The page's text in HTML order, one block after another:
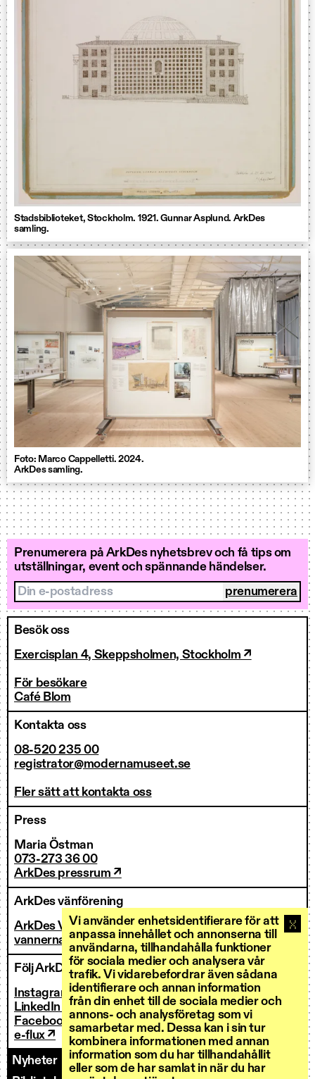
Vi använder enhetsidentifierare för att
anpassa innehållet och annonserna till
användarna, tillhandahålla funktioner
för sociala medier och analysera vår
trafik. Vi vidarebefordrar även sådana
identifierare och annan information
från din enhet till de sociala medier och
annons- och analysföretag som vi
samarbetar med. Dessa kan i sin tur
kombinera informationen med annan
information som du har tillhandahållit
eller som de har samlat in när du har
Stadsbiblioteket, Stockholm. 1921. Gunnar Asplund. ArkDes
samling.
Foto: Marco Cappelletti. 2024.
ArkDes samling.
Prenumerera på ArkDes nyhetsbrev och få tips om
utställningar, event och spännande händelser.
Din e-postadress
Besök oss
Exercisplan 4, Skeppsholmen, Stockholm ↗
För besökare
Café Blom
Kontakta oss
08-520 235 00
registrator@modernamuseet.se
Fler sätt att kontakta oss
Press
Maria Östman
073-273 36 00
ArkDes pressrum ↗
ArkDes vänförening
ArkDes Vänner
vannerna@arkdes.se
Följ ArkDes
Instagram ↗
LinkedIn ↗
Facebook ↗
e-flux ↗
Nyheter
Kontakt Personal
Fakturering